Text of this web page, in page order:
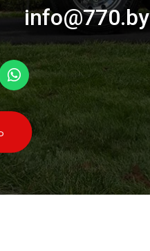
info@770.by